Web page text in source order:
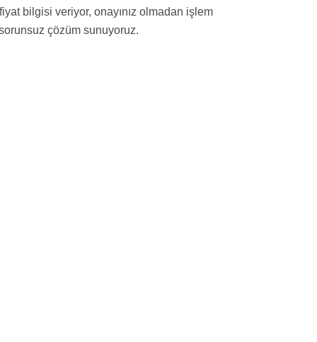
bilgisi veriyor, onayınız olmadan işlem
çözüm sunuyoruz.